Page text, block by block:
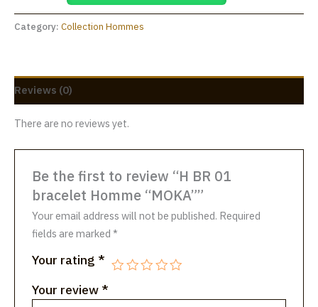
Category: Collection Hommes
Reviews (0)
There are no reviews yet.
Be the first to review “H BR 01
bracelet Homme “MOKA””
Your email address will not be published. Required
fields are marked*
Your rating *
Your review *